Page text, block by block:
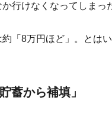
行けなくなってしまっ
「8万円ほど」。とは
蓄から補填」